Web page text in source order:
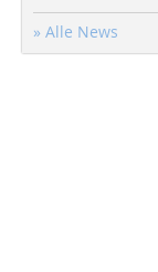
» Alle News